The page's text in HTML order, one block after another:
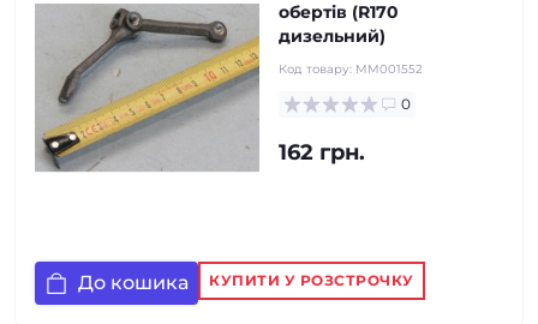
обертів (R170
дизельний)
Код товару: MM001552
0
162 грн.
До кошика КУПИТИ У РОЗСТРОЧКУ